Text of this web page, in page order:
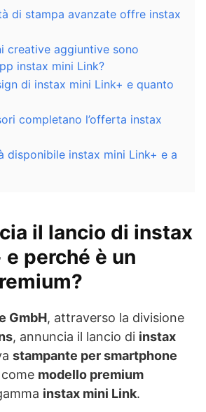
di stampa avanzate offre instax
creative aggiuntive sono
instax mini Link?
di instax mini Link+ e quanto
completano l’offerta instax
disponibile instax mini Link+ e a
il lancio di instax
perché è un
GmbH, attraverso la divisione
, annuncia il lancio di instax
stampante per smartphone
modello premium
instax mini Link.